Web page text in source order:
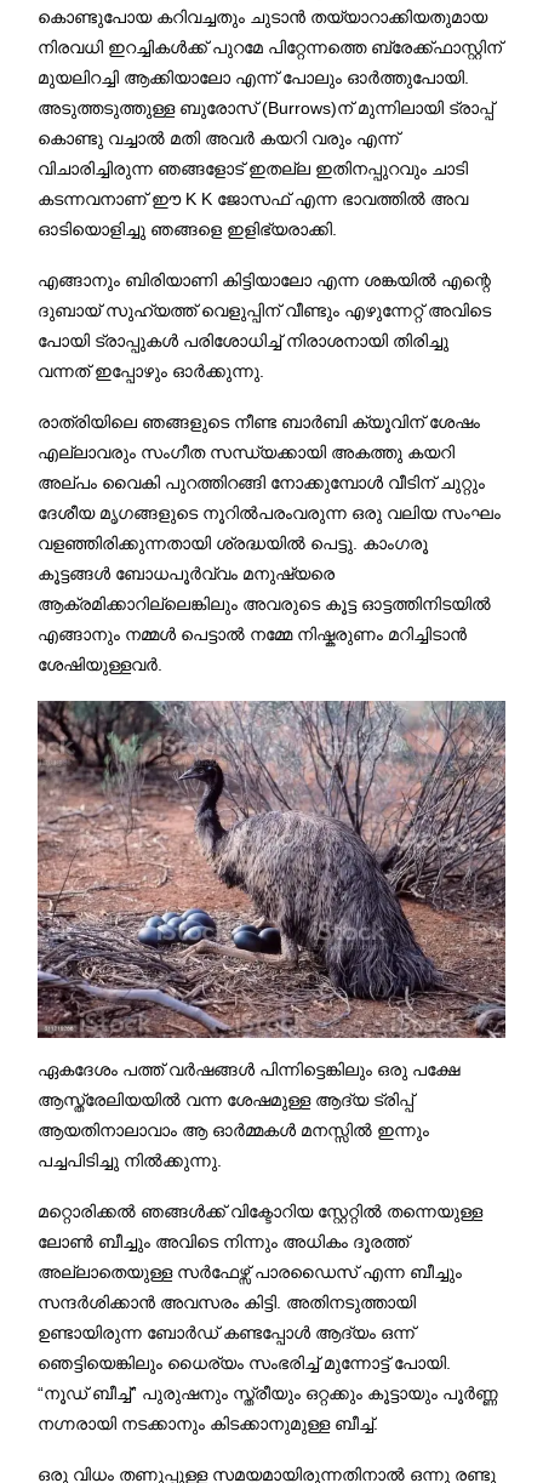
കൊണ്ടുപോയ കറിവച്ചതും ചുടാൻ തയ്യാറാക്കിയതുമായ
നിരവധി ഇറച്ചികൾക്ക് പുറമേ പിറ്റേന്നത്തെ ബ്രേക്ക്ഫാസ്റ്റിന്
മുയലിറച്ചി ആക്കിയാലോ എന്ന് പോലും ഓർത്തുപോയി.
അടുത്തടുത്തുള്ള ബുരോസ് (Burrows)ന് മുന്നിലായി ട്രാപ്പ്
കൊണ്ടു വച്ചാൽ മതി അവർ കയറി വരും എന്ന്
വിചാരിച്ചിരുന്ന ഞങ്ങളോട് ഇതല്ല ഇതിനപ്പുറവും ചാടി
കടന്നവനാണ് ഈ K K ജോസഫ് എന്ന ഭാവത്തിൽ അവ
ഓടിയൊളിച്ചു ഞങ്ങളെ ഇളിഭ്യരാക്കി.
എങ്ങാനും ബിരിയാണി കിട്ടിയാലോ എന്ന ശങ്കയിൽ എന്റെ
ദുബായ് സുഹ്യത്ത് വെളുപ്പിന് വീണ്ടും എഴുന്നേറ്റ് അവിടെ
പോയി ട്രാപ്പുകൾ പരിശോധിച്ച് നിരാശനായി തിരിച്ചു
വന്നത് ഇപ്പോഴും ഓർക്കുന്നു.
രാത്രിയിലെ ഞങ്ങളുടെ നീണ്ട ബാർബി ക്യൂവിന് ശേഷം
എല്ലാവരും സംഗീത സന്ധ്യക്കായി അകത്തു കയറി
അല്പം വൈകി പുറത്തിറങ്ങി നോക്കുമ്പോൾ വീടിന് ചുറ്റും
ദേശീയ മൃഗങ്ങളുടെ നൂറിൽപരംവരുന്ന ഒരു വലിയ സംഘം
വളഞ്ഞിരിക്കുന്നതായി ശ്രദ്ധയിൽ പെട്ടു. കാംഗരൂ
കൂട്ടങ്ങൾ ബോധപൂർവ്വം മനുഷ്യരെ
ആക്രമിക്കാറില്ലെങ്കിലും അവരുടെ കൂട്ട ഓട്ടത്തിനിടയിൽ
എങ്ങാനും നമ്മൾ പെട്ടാൽ നമ്മേ നിഷ്കരുണം മറിച്ചിടാൻ
ശേഷിയുള്ളവർ.
ഏകദേശം പത്ത് വർഷങ്ങൾ പിന്നിട്ടെങ്കിലും ഒരു പക്ഷേ
ആസ്ത്രേലിയയിൽ വന്ന ശേഷമുള്ള ആദ്യ ട്രിപ്പ്
ആയതിനാലാവാം ആ ഓർമ്മകൾ മനസ്സിൽ ഇന്നും
പച്ചപിടിച്ചു നിൽക്കുന്നു.
മറ്റൊരിക്കൽ ഞങ്ങൾക്ക് വിക്ടോറിയ സ്റ്റേറ്റിൽ തന്നെയുള്ള
ലോൺ ബീച്ചും അവിടെ നിന്നും അധികം ദൂരത്ത്
അല്ലാതെയുള്ള സർഫേഴ്സ് പാരഡൈസ് എന്ന ബീച്ചും
സന്ദർശിക്കാൻ അവസരം കിട്ടി. അതിനടുത്തായി
ഉണ്ടായിരുന്ന ബോർഡ് കണ്ടപ്പോൾ ആദ്യം ഒന്ന്
ഞെട്ടിയെങ്കിലും ധൈര്യം സംഭരിച്ച് മുന്നോട്ട് പോയി.
“നൂഡ് ബീച്ച്” പുരുഷനും സ്ത്രീയും ഒറ്റക്കും കൂട്ടായും പൂർണ്ണ
നഗ്നരായി നടക്കാനും കിടക്കാനുമുള്ള ബീച്ച്.
ഒരു വിധം തണുപ്പുള്ള സമയമായിരുന്നതിനാൽ ഒന്നു രണ്ടു